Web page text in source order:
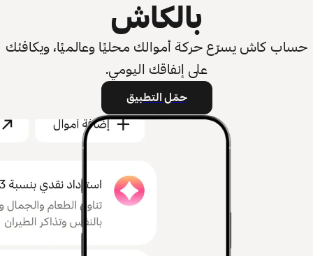
بالكاش
حساب كاش يسرّع حركة أموالك محليًا وعالميًا، ويكافئك
على إنفاقك اليومي.
حمّل التطبيق